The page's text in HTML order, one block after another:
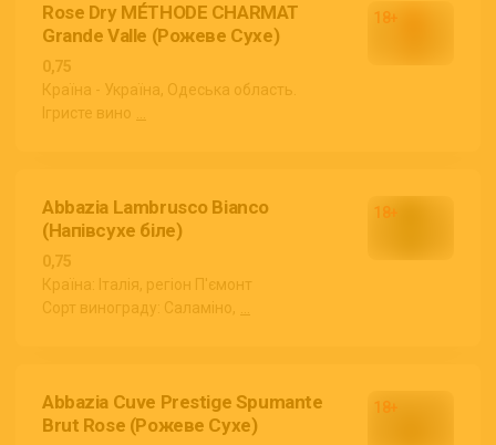
Rose Dry MÉTHODE CHARMAT
Grande Valle (Рожеве Сухе)
0,75
Країна - Україна, Одеська область.
Ігристе вино
Abbazia Lambrusco Bianco
(Напівсухе біле)
0,75
Країна: Італія, регіон П'ємонт
Сорт винограду: Саламіно,
Abbazia Cuve Prestige Spumante
Brut Rose (Рожеве Сухе)